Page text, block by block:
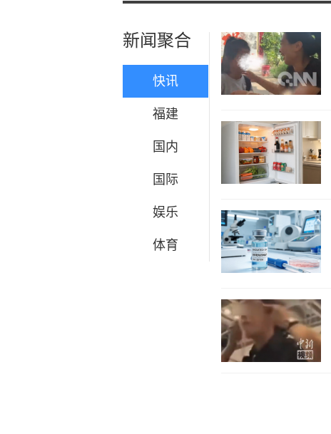
新闻聚合
快讯
福建
国内
国际
娱乐
体育